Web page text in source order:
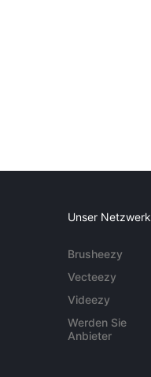
Unser Netzwerk
Brusheezy
Vecteezy
Videezy
Werden Sie
Anbieter